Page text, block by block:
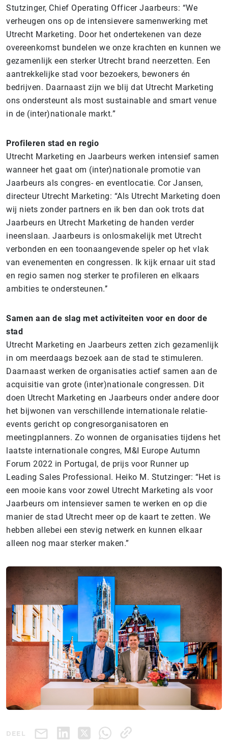
Stutzinger, Chief Operating Officer Jaarbeurs: “We
verheugen ons op de intensievere samenwerking met
Utrecht Marketing. Door het ondertekenen van deze
overeenkomst bundelen we onze krachten en kunnen we
gezamenlijk een sterker Utrecht brand neerzetten. Een
aantrekkelijke stad voor bezoekers, bewoners én
bedrijven. Daarnaast zijn we blij dat Utrecht Marketing
ons ondersteunt als most sustainable and smart venue
in de (inter)nationale markt.”
Profileren stad en regio
Utrecht Marketing en Jaarbeurs werken intensief samen
wanneer het gaat om (inter)nationale promotie van
Jaarbeurs als congres- en eventlocatie. Cor Jansen,
directeur Utrecht Marketing: “Als Utrecht Marketing doen
wij niets zonder partners en ik ben dan ook trots dat
Jaarbeurs en Utrecht Marketing de handen verder
ineenslaan. Jaarbeurs is onlosmakelijk met Utrecht
verbonden en een toonaangevende speler op het vlak
van evenementen en congressen. Ik kijk ernaar uit stad
en regio samen nog sterker te profileren en elkaars
ambities te ondersteunen.’’
Samen aan de slag met activiteiten voor en door de
stad
Utrecht Marketing en Jaarbeurs zetten zich gezamenlijk
in om meerdaags bezoek aan de stad te stimuleren.
Daarnaast werken de organisaties actief samen aan de
acquisitie van grote (inter)nationale congressen. Dit
doen Utrecht Marketing en Jaarbeurs onder andere door
het bijwonen van verschillende internationale relatie-
events gericht op congresorganisatoren en
meetingplanners. Zo wonnen de organisaties tijdens het
laatste internationale congres, M&I Europe Autumn
Forum 2022 in Portugal, de prijs voor Runner up
Leading Sales Professional. Heiko M. Stutzinger: “Het is
een mooie kans voor zowel Utrecht Marketing als voor
Jaarbeurs om intensiever samen te werken en op die
manier de stad Utrecht meer op de kaart te zetten. We
hebben allebei een stevig netwerk en kunnen elkaar
alleen nog maar sterker maken.”
DEEL